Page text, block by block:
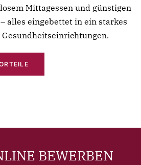
Mittagessen und günstigen
alles eingebettet in ein starkes
BEWERBEN